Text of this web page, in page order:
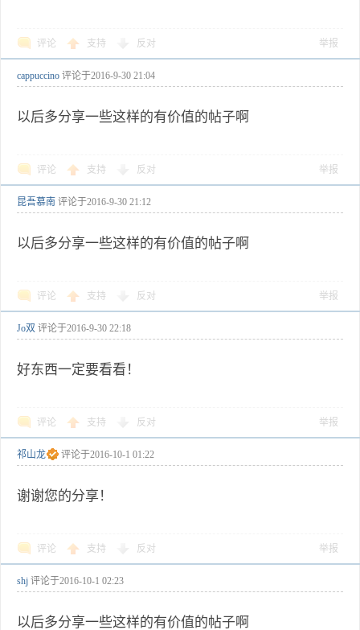
评论 支持 反对 举报
cappuccino 评论于2016-9-30 21:04
以后多分享一些这样的有价值的帖子啊
评论 支持 反对 举报
昆吾慕南 评论于2016-9-30 21:12
以后多分享一些这样的有价值的帖子啊
评论 支持 反对 举报
Jo双 评论于2016-9-30 22:18
好东西一定要看看！
评论 支持 反对 举报
祁山龙 评论于2016-10-1 01:22
谢谢您的分享！
评论 支持 反对 举报
shj 评论于2016-10-1 02:23
以后多分享一些这样的有价值的帖子啊